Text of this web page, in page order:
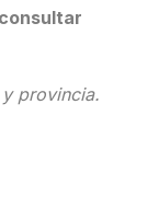
provincia.